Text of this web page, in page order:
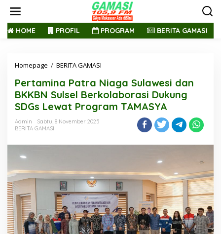
HOME PROFIL PROGRAM BERITA GAMASI
Homepage / BERITA GAMASI
r
t
a
m
P
r
a
N
i
a
g
a
Pertamina Patra Niaga Sulawesi dan
BKKBN Sulsel Berkolaborasi Dukung
SDGs Lewat Program TAMASYA
Admin
Sabtu, 8 November 2025
BERITA GAMASI